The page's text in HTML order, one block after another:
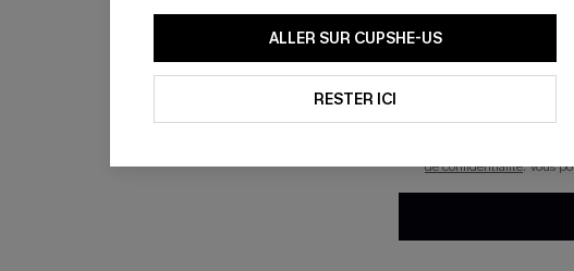
ALLER SUR CUPSHE-US
RESTER ICI
En soumettant votre
mails marketing (y
reconnaissez avoir pris
pouvons utiliser les
technologies de suivi,
savoir si ceux-ci ont été
personnaliser nos
produits susceptibles de
de confidentialité. Vous